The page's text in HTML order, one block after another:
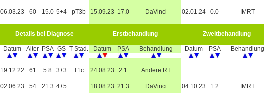
06.03.23 60 15.0 5+4 pT3b 15.09.23 17.0 DaVinci 02.01.24 0.0 IMRT
Details bei Diagnose Erstbehandlung Zweitbehandlung
Datum Alter PSA GS T-Stad. Datum PSA Behandlung Datum PSA Behandlung
19.12.22 61 5.8 3+3 T1c 24.08.23 2.1 Andere RT
02.06.23 54 21.3 4+5 18.08.23 21.3 DaVinci 04.10.23 1.2 IMRT